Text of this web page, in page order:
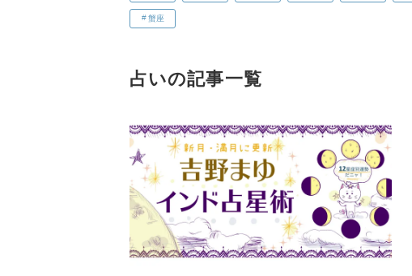
蟹座
占いの記事一覧